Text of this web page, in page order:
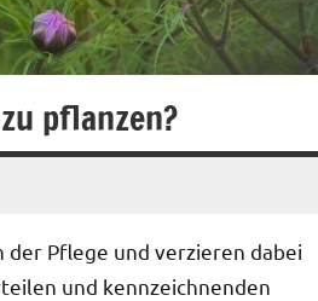
pflanzen?
der Pflege und verzieren dabei
und kennzeichnenden